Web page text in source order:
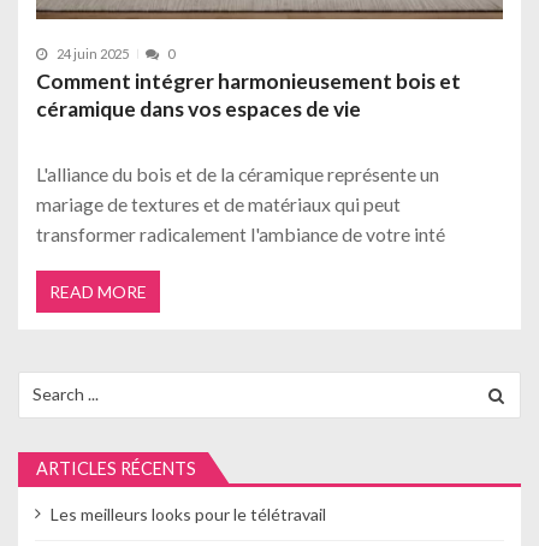
24 juin 2025 0
Comment intégrer harmonieusement bois et
céramique dans vos espaces de vie
L'alliance du bois et de la céramique représente un
mariage de textures et de matériaux qui peut
transformer radicalement l'ambiance de votre inté
READ MORE
for:
ARTICLES RÉCENTS
Les meilleurs looks pour le télétravail